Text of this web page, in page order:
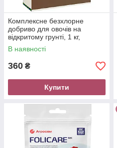
Комплексне безхлорне
добриво для овочів на
відкритому грунті, 1 кг,
YaraMila
В наявності
360 ₴
Купити